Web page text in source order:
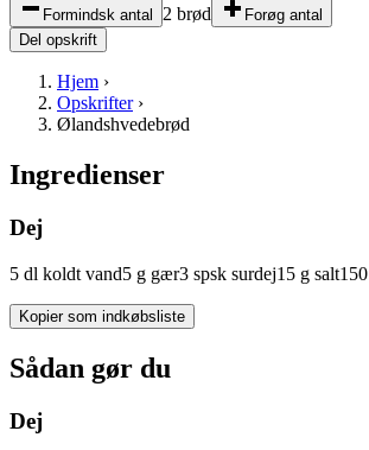
Formindsk antal
2 brød
Forøg antal
Del opskrift
Hjem ›
Opskrifter›
Ølandshvedebrød
Ingredienser
Dej
5 dl koldt vand5 g gær3 spsk surdej15 g salt150
Kopier som indkøbsliste
Sådan gør du
Dej